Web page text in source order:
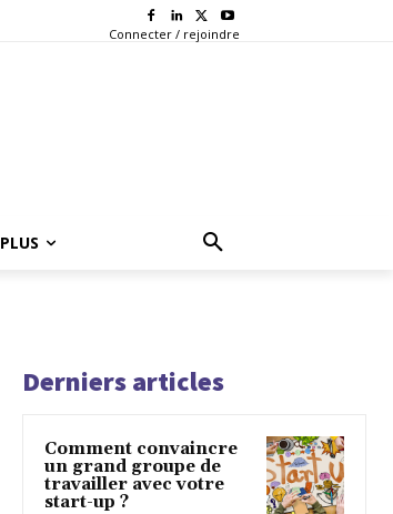
Connecter / rejoindre
PLUS
Derniers articles
Comment convaincre
un grand groupe de
travailler avec votre
start-up ?